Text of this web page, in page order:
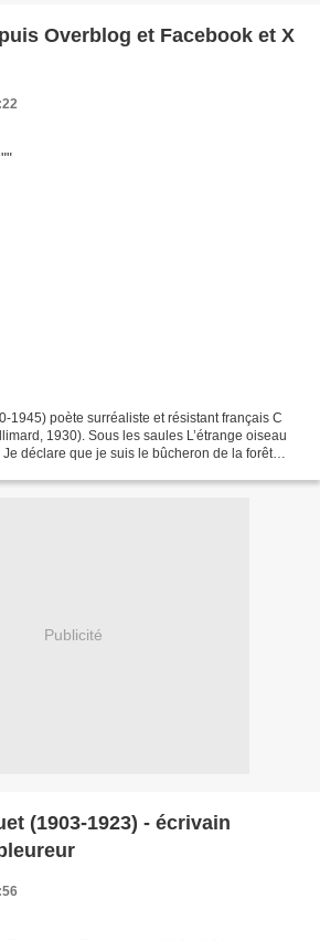
et X
1945) poète surréaliste et résistant français C
1930). Sous les saules L’étrange oiseau
déclare que je suis le bûcheron de la forêt
Publicité
(1903-1923) - écrivain